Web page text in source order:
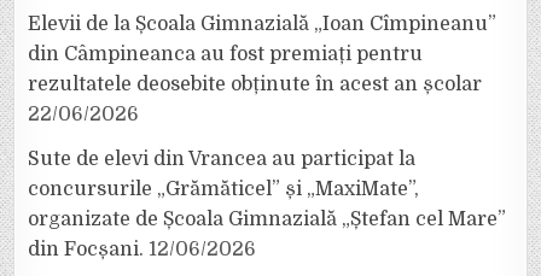
Elevii de la Școala Gimnazială „Ioan Cîmpineanu”
din Câmpineanca au fost premiați pentru
rezultatele deosebite obținute în acest an școlar
22/06/2026
Sute de elevi din Vrancea au participat la
concursurile „Grămăticel” și „MaxiMate”,
organizate de Școala Gimnazială „Ștefan cel Mare”
din Focșani. 12/06/2026